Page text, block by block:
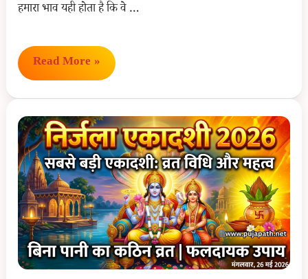
हमारा भाव यही होता है कि वे …
Ganesh
Puja
Samagri
List:
भगवान
गणेश
की
संपूर्ण
पूजा
सामग्री
की
Read More »